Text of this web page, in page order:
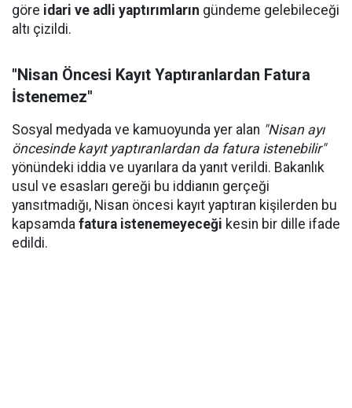
göre idari ve adli yaptırımların gündeme gelebileceği
altı çizildi.
"Nisan Öncesi Kayıt Yaptıranlardan Fatura
İstenemez"
Sosyal medyada ve kamuoyunda yer alan "Nisan ayı
öncesinde kayıt yaptıranlardan da fatura istenebilir"
yönündeki iddia ve uyarılara da yanıt verildi. Bakanlık
usul ve esasları gereği bu iddianın gerçeği
yansıtmadığı, Nisan öncesi kayıt yaptıran kişilerden bu
kapsamda fatura istenemeyeceği kesin bir dille ifade
edildi.